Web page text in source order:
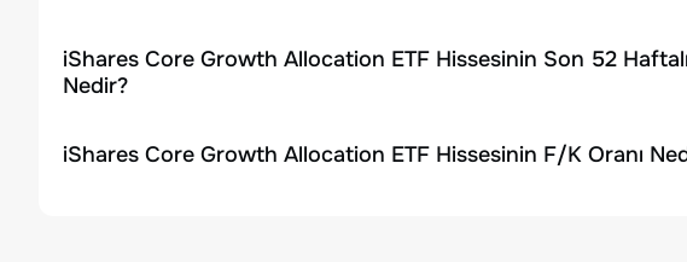
iShares Core Growth Allocation ETF Hissesinin Son 52
Nedir?
iShares Core Growth Allocation ETF Hissesinin F/K Oranı